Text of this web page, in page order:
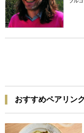
おすすめペアリン